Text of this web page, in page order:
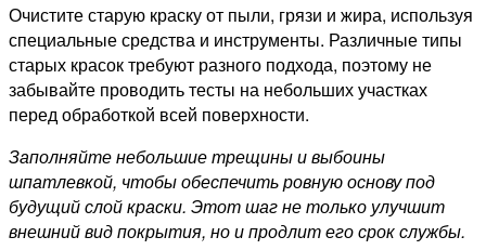
Очистите старую краску от пыли, грязи и жира, используя
специальные средства и инструменты. Различные типы
старых красок требуют разного подхода, поэтому не
забывайте проводить тесты на небольших участках
перед обработкой всей поверхности.
Заполняйте небольшие трещины и выбоины
шпатлевкой, чтобы обеспечить ровную основу под
будущий слой краски. Этот шаг не только улучшит
внешний вид покрытия, но и продлит его срок службы.